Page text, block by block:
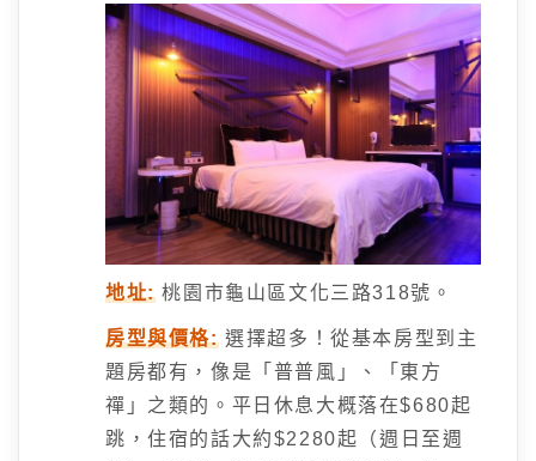
地址:桃園市龜山區文化三路318號。
房型與價格:選擇超多！從基本房型到主
題房都有，像是「普普風」、「東方
禪」之類的。平日休息大概落在$680起
跳，住宿的話大約$2280起（週日至週